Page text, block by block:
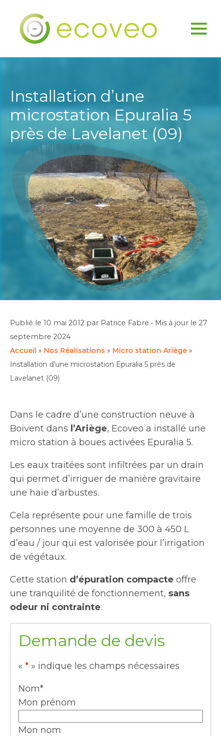
Installation d’une
microstation Epuralia 5
près de Lavelanet (09)
Publié le 10 mai 2012 par Patrice Fabre • Mis à jour le 27
septembre 2024
Accueil » Nos Réalisations » Micro station Ariège »
Installation d’une microstation Epuralia 5 près de
Lavelanet (09)
Dans le cadre d’une construction neuve à
Boivent dans l’Ariège, Ecoveo a installé une
micro station à boues activées Epuralia 5.
Les eaux traitées sont infiltrées par un drain
qui permet d’irriguer de manière gravitaire
une haie d’arbustes.
Cela représente pour une famille de trois
personnes une moyenne de 300 à 450 L
d’eau / jour qui est valorisée pour l’irrigation
de végétaux.
Cette station d’épuration compacte offre
une tranquilité de fonctionnement, sans
odeur ni contrainte.
Demande de devis
« * » indique les champs nécessaires
Nom*
Mon prénom
Mon nom